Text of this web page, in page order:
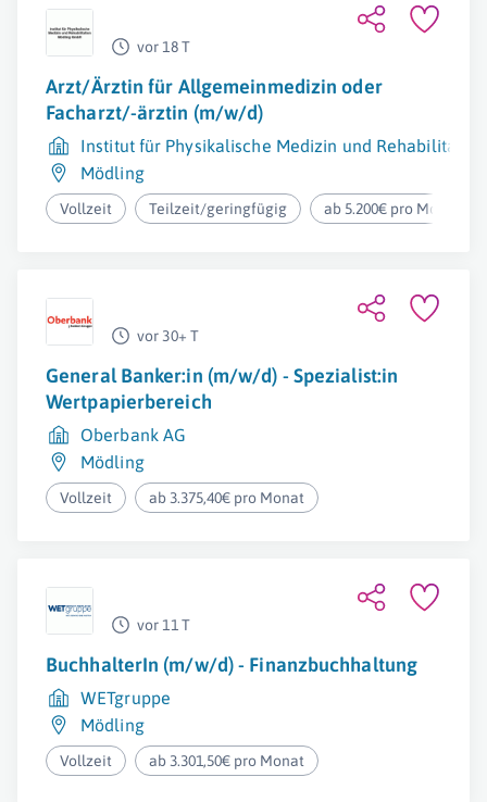
vor 18 T
Arzt/Ärztin für Allgemeinmedizin oder
Facharzt/-ärztin (m/w/d)
Institut für Physikalische Medizin und
Mödling
Vollzeit Teilzeit/geringfügig ab 5.200€ pro Monat
vor 30+ T
General Banker:in (m/w/d) - Spezialist:in
Wertpapierbereich
Oberbank AG
Mödling
Vollzeit ab 3.375,40€ pro Monat
vor 11 T
BuchhalterIn (m/w/d) - Finanzbuchhaltung
WETgruppe
Mödling
Vollzeit ab 3.301,50€ pro Monat